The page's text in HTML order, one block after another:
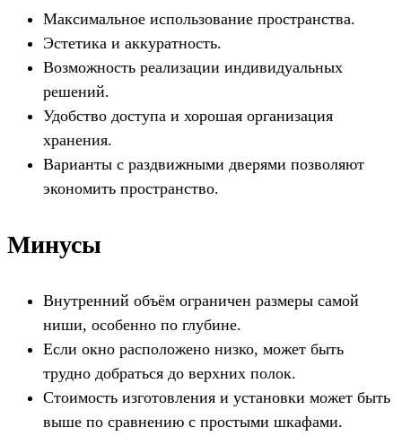
Максимальное использование пространства.
Эстетика и аккуратность.
Возможность реализации индивидуальных
решений.
Удобство доступа и хорошая организация
хранения.
Варианты с раздвижными дверями позволяют
экономить пространство.
Минусы
Внутренний объём ограничен размеры самой
ниши, особенно по глубине.
Если окно расположено низко, может быть
трудно добраться до верхних полок.
Стоимость изготовления и установки может быть
выше по сравнению с простыми шкафами.